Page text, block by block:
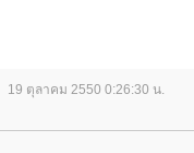
19 ตุลาคม 2550 0:26:30 น.